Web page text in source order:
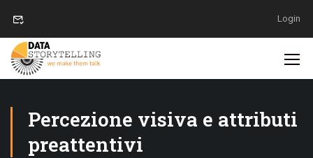
Login
Percezione visiva e attributi
preattentivi